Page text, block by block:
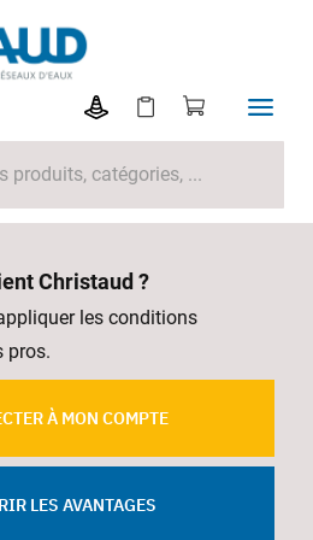
Christaud ?
les conditions
pros.
À MON COMPTE
LES AVANTAGES